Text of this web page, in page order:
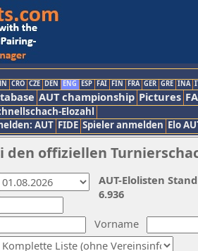
CRO CZE DEN ENG ESP FAI FIN FRA GER GRE INA
AUT championship Pictures
Elozahl
AUT FIDE Spieler anmelden Elo
offiziellen
Vorname
AUT-Elolisten
6.936